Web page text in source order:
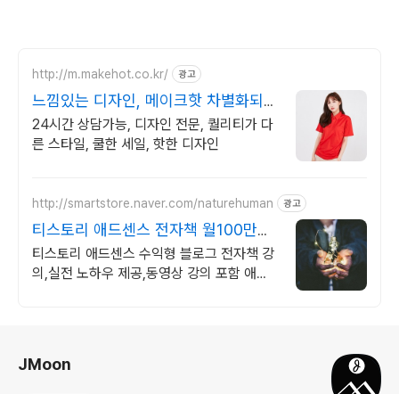
http://m.makehot.co.kr/ 광고
느낌있는 디자인, 메이크핫 차별화되고
세련된 디자인!
24시간 상담가능, 디자인 전문, 퀄리티가 다
른 스타일, 쿨한 세일, 핫한 디자인
http://smartstore.naver.com/naturehuman 광고
티스토리 애드센스 전자책 월100만원
고정 수익발생!
티스토리 애드센스 수익형 블로그 전자책 강
의,실전 노하우 제공,동영상 강의 포함 애드
JMoon